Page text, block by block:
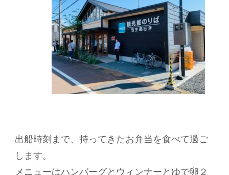
出船時刻まで、持ってきたお弁当を食べて過ご
します。
メニューはハンバーグとウィンナーとゆで卵２